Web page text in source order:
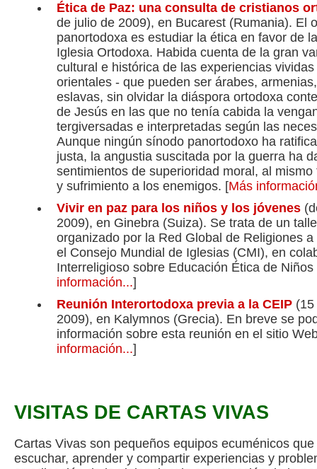
Ética de Paz: una consulta de cristianos
de julio de 2009), en Bucarest (Rumania). El
panortodoxa es estudiar la ética en favor de
Iglesia Ortodoxa. Habida cuenta de la gran
cultural e histórica de las experiencias
orientales - que pueden ser árabes,
eslavas, sin olvidar la diáspora ortodoxa
de Jesús en las que no tenía cabida la
tergiversadas e interpretadas según las
Aunque ningún sínodo panortodoxo ha
justa, la angustia suscitada por la guerra ha
sentimientos de superioridad moral, al
y sufrimiento a los enemigos. [Más
Vivir en paz para los niños y los jóvenes
2009), en Ginebra (Suiza). Se trata de un
organizado por la Red Global de Religiones
el Consejo Mundial de Iglesias (CMI), en
Interreligioso sobre Educación Ética de
información...]
Reunión Interortodoxa previa a la CEIP
2009), en Kalymnos (Grecia). En breve se
información sobre esta reunión en el sitio
información...]
VISITAS DE CARTAS VIVAS
Cartas Vivas son pequeños equipos ecuménicos
escuchar, aprender y compartir experiencias y